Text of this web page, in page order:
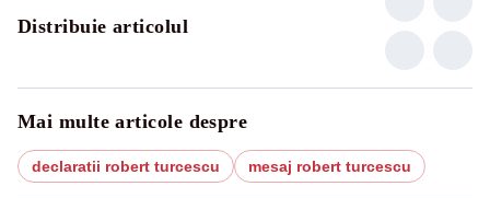
Distribuie articolul
Mai multe articole despre
declaratii robert turcescu mesaj robert turcescu